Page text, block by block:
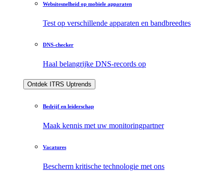
Websitesnelheid op mobiele apparaten
Test op verschillende apparaten en bandbreedtes
DNS-checker
Haal belangrijke DNS-records op
Ontdek ITRS Uptrends
Bedrijf en leiderschap
Maak kennis met uw monitoringpartner
Vacatures
Bescherm kritische technologie met ons